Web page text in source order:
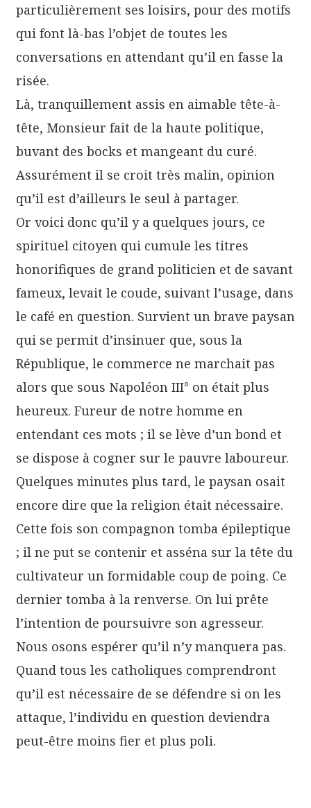
particulièrement ses loisirs, pour des motifs
qui font là-bas l’objet de toutes les
conversations en attendant qu’il en fasse la
risée.
Là, tranquillement assis en aimable tête-à-
tête, Monsieur fait de la haute politique,
buvant des bocks et mangeant du curé.
Assurément il se croit très malin, opinion
qu’il est d’ailleurs le seul à partager.
Or voici donc qu’il y a quelques jours, ce
spirituel citoyen qui cumule les titres
honorifiques de grand politicien et de savant
fameux, levait le coude, suivant l’usage, dans
le café en question. Survient un brave paysan
qui se permit d’insinuer que, sous la
République, le commerce ne marchait pas
alors que sous Napoléon III° on était plus
heureux. Fureur de notre homme en
entendant ces mots ; il se lève d’un bond et
se dispose à cogner sur le pauvre laboureur.
Quelques minutes plus tard, le paysan osait
encore dire que la religion était nécessaire.
Cette fois son compagnon tomba épileptique
; il ne put se contenir et asséna sur la tête du
cultivateur un formidable coup de poing. Ce
dernier tomba à la renverse. On lui prête
l’intention de poursuivre son agresseur.
Nous osons espérer qu’il n’y manquera pas.
Quand tous les catholiques comprendront
qu’il est nécessaire de se défendre si on les
attaque, l’individu en question deviendra
peut-être moins fier et plus poli.